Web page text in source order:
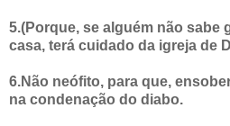
5.(Porque, se alguém não sabe
casa, terá cuidado da igreja de
6.Não neófito, para que,
na condenação do diabo.